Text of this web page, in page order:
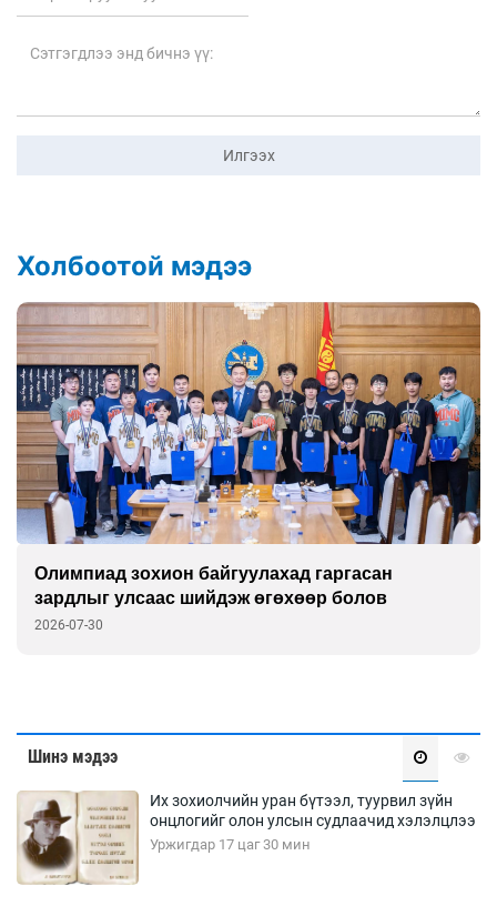
Илгээх
Холбоотой мэдээ
Олимпиад зохион байгуулахад гаргасан
зардлыг улсаас шийдэж өгөхөөр болов
2026-07-30
Шинэ мэдээ
Их зохиолчийн уран бүтээл, туурвил зүйн
онцлогийг олон улсын судлаачид хэлэлцлээ
Уржигдар 17 цаг 30 мин